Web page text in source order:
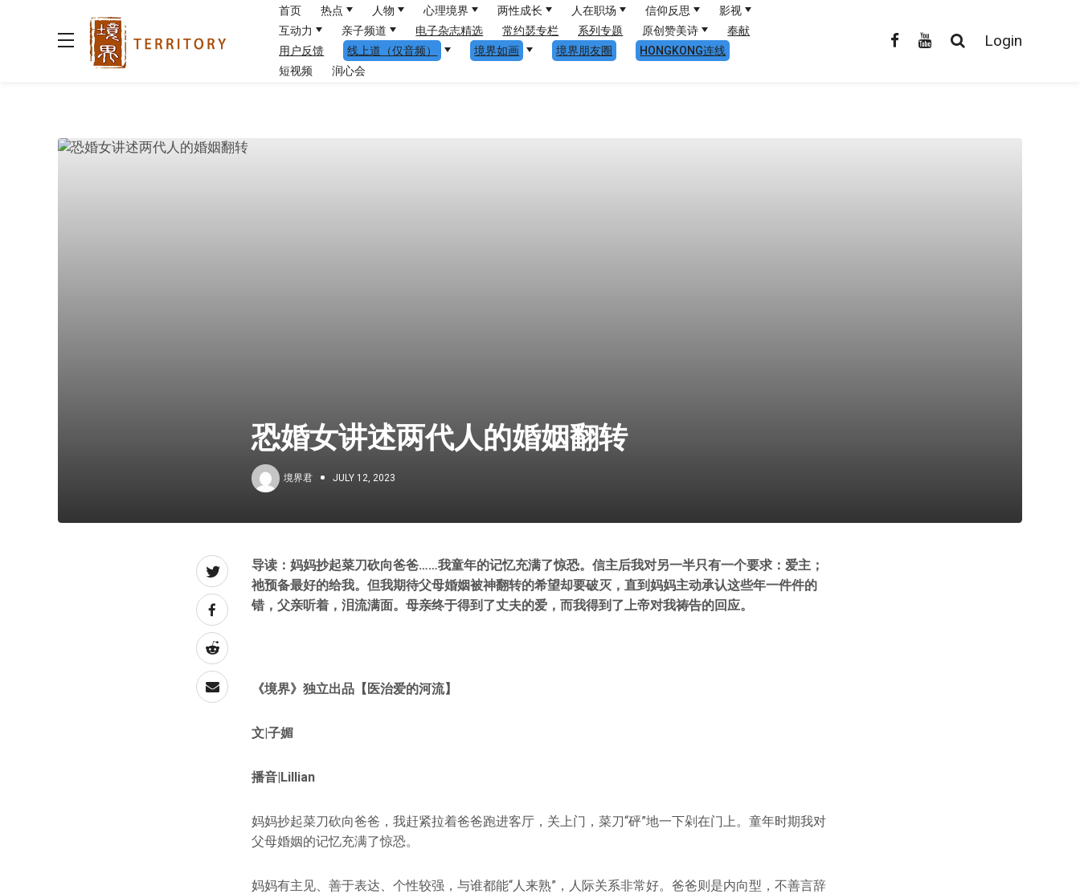
首页 热点 人物 心理境界 两性成长 人在职场 信仰反思
影视
互动力
亲子频道 电子杂志精选 常约瑟专栏 系列专题 原创赞美诗
奉献
用户反馈
线上道（仅音频） 境界如画 境界朋友圈
HONGKONG连线
短视频
润心会
Login
恐婚女讲述两代人的婚姻翻转
境界君 JULY 12, 2023
导读：妈妈抄起菜刀砍向爸爸……我童年的记忆充满了惊恐。信主后我对另一半只有一个要求：爱主；
祂预备最好的给我。但我期待父母婚姻被神翻转的希望却要破灭，直到妈妈主动承认这些年一件件的
错，父亲听着，泪流满面。母亲终于得到了丈夫的爱，而我得到了上帝对我祷告的回应。
《境界》独立出品【医治爱的河流】
文|子媚
播音|Lillian
妈妈抄起菜刀砍向爸爸，我赶紧拉着爸爸跑进客厅，关上门，菜刀“砰”地一下剁在门上。童年时期我对
父母婚姻的记忆充满了惊恐。
妈妈有主见、善于表达、个性较强，与谁都能“人来熟”，人际关系非常好。爸爸则是内向型，不善言辞